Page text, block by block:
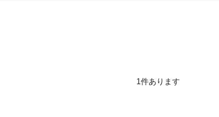
1件あります